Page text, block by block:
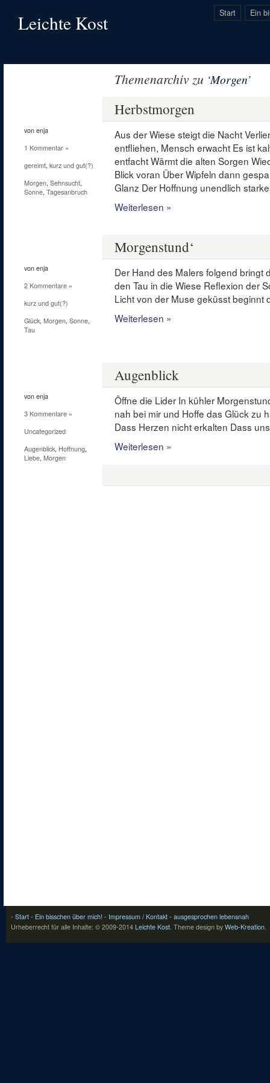
Leichte Kost Start Ein
Themenarchiv zu ‘Morgen’
von enja
1 Kommentar »
gereimt, kurz und gut(?)
Morgen, Sehnsucht,
Sonne, Tagesanbruch
Herbstmorgen
Aus der Wiese steigt die Nacht
entfliehen, Mensch erwacht Es ist
entfacht Wärmt die alten Sorgen
Blick voran Über Wipfeln dann
Glanz Der Hoffnung unendlich
Weiterlesen »
von enja
2 Kommentare »
kurz und gut(?)
Glück, Morgen, Sonne,
Tau
Morgenstund‘
Der Hand des Malers folgend bringt
den Tau in die Wiese Reflexion der
Licht von der Muse geküsst beginnt
Weiterlesen »
von enja
3 Kommentare »
Uncategorized
Augenblick, Hoffnung,
Liebe, Morgen
Augenblick
Öffne die Lider In kühler
nah bei mir und Hoffe das Glück zu
Dass Herzen nicht erkalten Dass
Weiterlesen »
- Start - Ein bisschen über mich! - Impressum / Kontakt - ausgesprochen lebensnah
Urheberrecht für alle Inhalte: © 2009-2014 Leichte Kost. Theme design by Web-Kreation.